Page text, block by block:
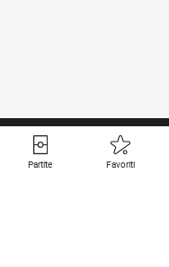
Partite Favoriti